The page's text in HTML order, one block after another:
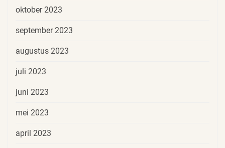
oktober 2023
september 2023
augustus 2023
juli 2023
juni 2023
mei 2023
april 2023